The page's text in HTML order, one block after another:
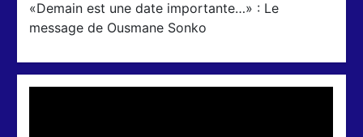
«Demain est une date importante…» : Le
message de Ousmane Sonko